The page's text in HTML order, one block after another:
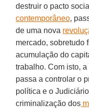
destruir o pacto
contemporâneo,
de uma nova
mercado, sobretudo
acumulação do
trabalho. Com isto,
passa a controlar o
política e o
criminalização dos